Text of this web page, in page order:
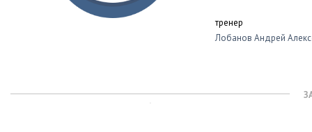
тренер
Лобанов Андрей